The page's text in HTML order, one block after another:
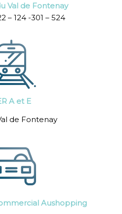
Val de Fontenay
– 124 -301 – 524
A et E
de Fontenay
Aushopping